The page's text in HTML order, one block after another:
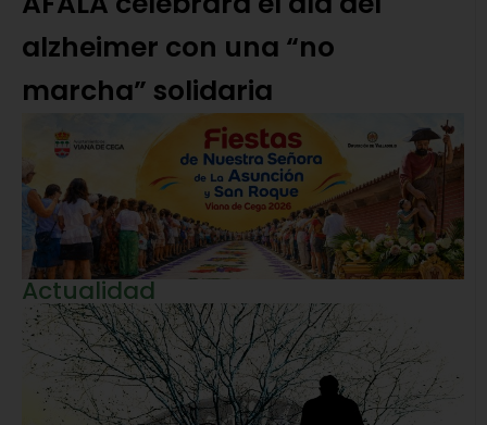
alzheimer con una “no
marcha” solidaria
Actualidad